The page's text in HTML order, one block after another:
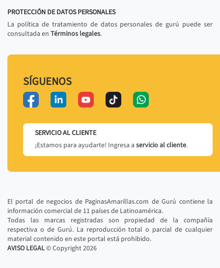
PROTECCIÓN DE DATOS PERSONALES
La política de tratamiento de datos personales de gurú puede ser
consultada en Términos legales.
SÍGUENOS
SERVICIO AL CLIENTE
¡Estamos para ayudarte! Ingresa a servicio al cliente.
El portal de negocios de PaginasAmarillas.com de Gurú contiene la
información comercial de 11 países de Latinoamérica.
Todas las marcas registradas son propiedad de la compañía
respectiva o de Gurú. La reproducción total o parcial de cualquier
material contenido en este portal está prohibido.
AVISO LEGAL© Copyright2026